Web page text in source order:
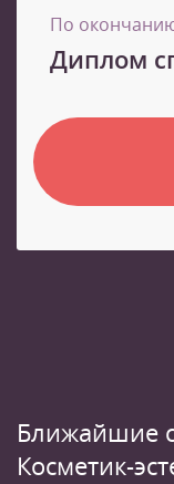
По
Диплом
Ближайшие
Косметик-